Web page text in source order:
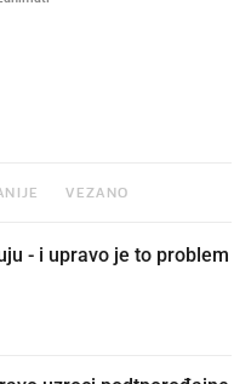
VEZANO
- i upravo je to problem